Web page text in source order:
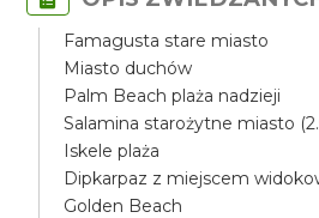
Famagusta stare miasto
Miasto duchów
Palm Beach plaża nadzieji
Salamina starożytne miasto
Iskele plaża
Dipkarpaz z miejscem
Golden Beach